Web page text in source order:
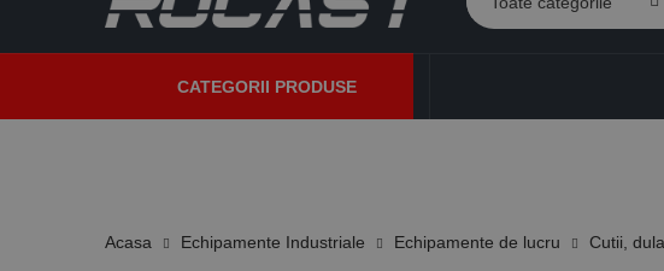
CATEGORII PRODUSE
Acasa Echipamente Industriale Echipamente de lucru Cutii,